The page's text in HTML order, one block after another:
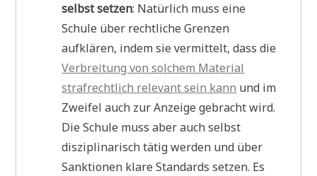
selbst setzen: Natürlich muss eine
Schule über rechtliche Grenzen
aufklären, indem sie vermittelt, dass die
Verbreitung von solchem Material
strafrechtlich relevant sein kann und im
Zweifel auch zur Anzeige gebracht wird.
Die Schule muss aber auch selbst
disziplinarisch tätig werden und über
Sanktionen klare Standards setzen. Es